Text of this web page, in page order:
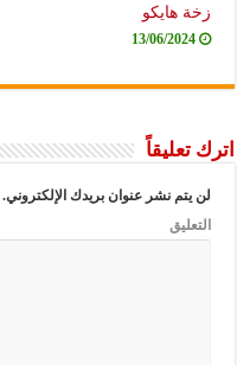
زخة هايكو
13/06/2024
اترك تعليقاً
لن يتم نشر عنوان بريدك الإلكتروني.
التعليق